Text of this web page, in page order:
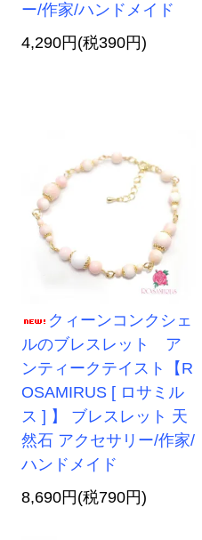
ー/作家/ハンドメイド
4,290円(税390円)
クィーンコンクシェ
ルのブレスレット ア
ンティークテイスト【R
OSAMIRUS [ ロサミル
ス ] 】 ブレスレット 天
然石 アクセサリー/作家/
ハンドメイド
8,690円(税790円)